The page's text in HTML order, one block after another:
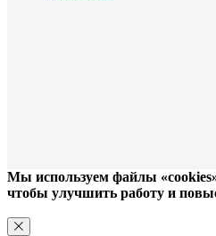
Мы используем файлы
чтобы улучшить работу и